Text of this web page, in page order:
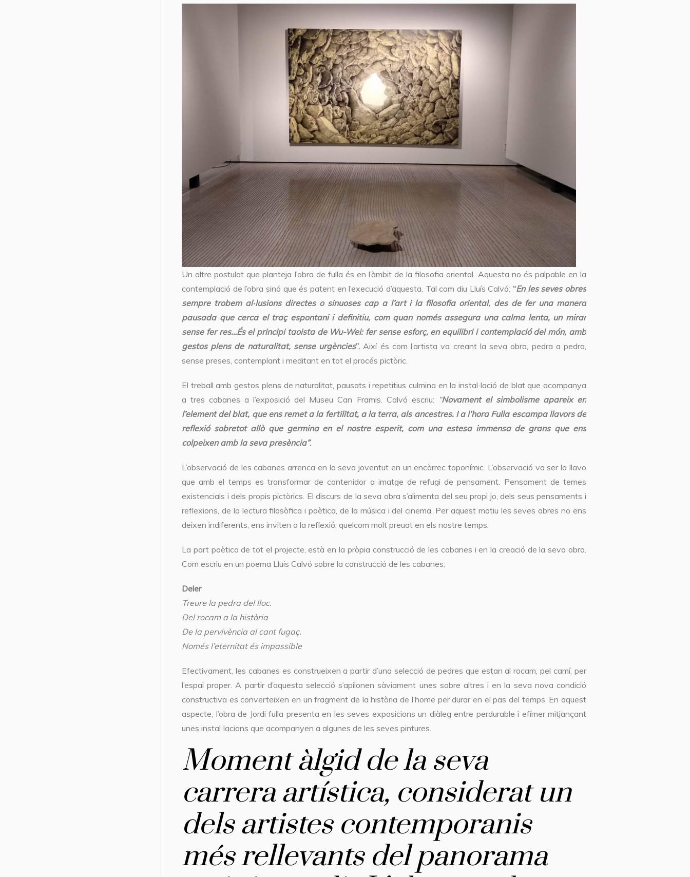
Un altre postulat que planteja l’obra de fulla és en l’àmbit de la filosofia oriental. Aquesta no és palpable en la
contemplació de l’obra sinó que és patent en l’execució d’aquesta. Tal com diu Lluís Calvó: “En les seves obres
sempre trobem al·lusions directes o sinuoses cap a l’art i la filosofia oriental, des de fer una manera
pausada que cerca el traç espontani i definitiu, com quan només assegura una calma lenta, un mirar
sense fer res…És el principi taoista de Wu-Wei: fer sense esforç, en equilibri i contemplació del món, amb
gestos plens de naturalitat, sense urgències”. Així és com l’artista va creant la seva obra, pedra a pedra,
sense preses, contemplant i meditant en tot el procés pictòric.
El treball amb gestos plens de naturalitat, pausats i repetitius culmina en la instal·lació de blat que acompanya
a tres cabanes a l’exposició del Museu Can Framis. Calvó escriu: “Novament el simbolisme apareix en
l’element del blat, que ens remet a la fertilitat, a la terra, als ancestres. I a l’hora Fulla escampa llavors de
reflexió sobretot allò que germina en el nostre esperit, com una estesa immensa de grans que ens
colpeixen amb la seva presència”.
L’observació de les cabanes arrenca en la seva joventut en un encàrrec toponímic. L’observació va ser la llavo
que amb el temps es transformar de contenidor a imatge de refugi de pensament. Pensament de temes
existencials i dels propis pictòrics. El discurs de la seva obra s’alimenta del seu propi jo, dels seus pensaments i
reflexions, de la lectura filosòfica i poètica, de la música i del cinema. Per aquest motiu les seves obres no ens
deixen indiferents, ens inviten a la reflexió, quelcom molt preuat en els nostre temps.
La part poètica de tot el projecte, està en la pròpia construcció de les cabanes i en la creació de la seva obra.
Com escriu en un poema Lluís Calvó sobre la construcció de les cabanes:
Deler
Treure la pedra del lloc.
Del rocam a la història
De la pervivència al cant fugaç.
Només l’eternitat és impassible
Efectivament, les cabanes es construeixen a partir d’una selecció de pedres que estan al rocam, pel camí, per
l’espai proper. A partir d’aquesta selecció s’apilonen sàviament unes sobre altres i en la seva nova condició
constructiva es converteixen en un fragment de la història de l’home per durar en el pas del temps. En aquest
aspecte, l’obra de Jordi fulla presenta en les seves exposicions un diàleg entre perdurable i efímer mitjançant
unes instal·lacions que acompanyen a algunes de les seves pintures.
Moment àlgid de la seva
carrera artística, considerat un
dels artistes contemporanis
més rellevants del panorama